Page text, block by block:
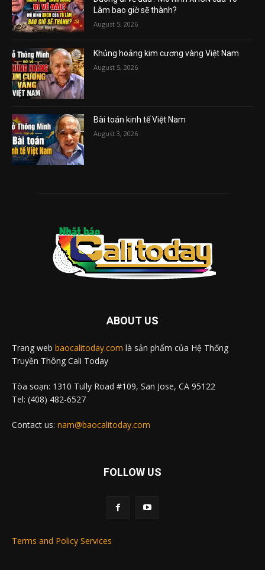
Lâm bao giờ sẽ thành?
August 5, 2026
Khủng hoảng kim cương vàng Việt Nam
August 5, 2026
Bài toán kinh tế Việt Nam
August 3, 2026
ABOUT US
Trang web baocalitoday.com là sản phẩm của Hệ Thống
Truyền Thông Cali Today
Tòa soạn: 1310 Tully Road #109, San Jose, CA 95122
Tel: (408) 482-6527
Contact us: nam@baocalitoday.com
FOLLOW US
Terms and Policy Services